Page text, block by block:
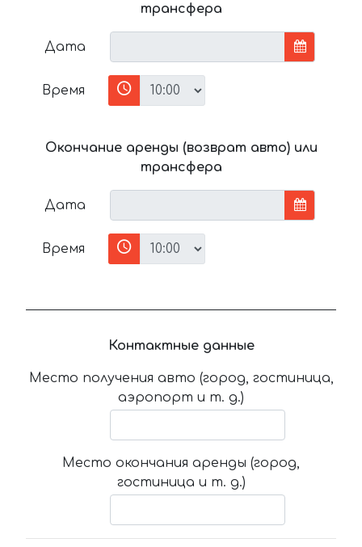
трансфера
Дата
Время
Окончание аренды (возврат авто) или
трансфера
Дата
Время
Контактные данные
Место получения авто (город, гостиница,
аэропорт и т. д.)
Место окончания аренды (город,
гостиница и т. д.)